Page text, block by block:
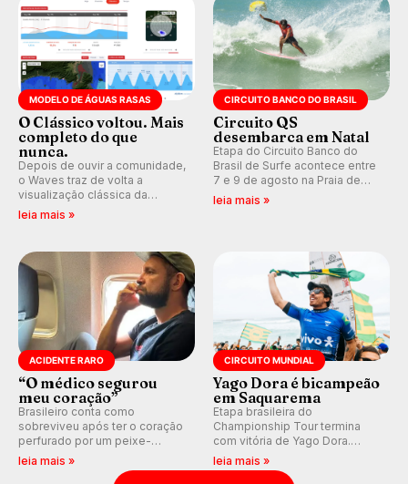
MODELO DE ÁGUAS RASAS
O Clássico voltou. Mais
completo do que
nunca.
Depois de ouvir a comunidade,
o Waves traz de volta a
visualização clássica da
previsão de águas rasas,
agora integrada à nova
ondas para até 16 dias.
leia mais »
CIRCUITO BANCO DO BRASIL
Circuito QS
desembarca em Natal
Etapa do Circuito Banco do
Brasil de Surfe acontece entre
7 e 9 de agosto na Praia de
Miami (RN), em disputas
válidas pelo Qualifying Series
leia mais »
ACIDENTE RARO
“O médico segurou
meu coração”
Brasileiro conta como
sobreviveu após ter o coração
perfurado por um peixe-
agulha enquanto surfava na
Costa Rica.
leia mais »
CIRCUITO MUNDIAL
Yago Dora é bicampeão
em Saquarema
Etapa brasileira do
Championship Tour termina
com vitória de Yago Dora.
Sawyer Lindblad vence entre
as mulheres e Leonardo
leia mais »